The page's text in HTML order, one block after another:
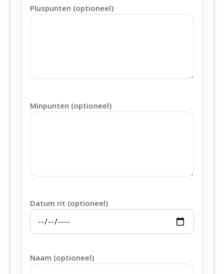
Pluspunten (optioneel)
Minpunten (optioneel)
Datum rit (optioneel)
Naam (optioneel)